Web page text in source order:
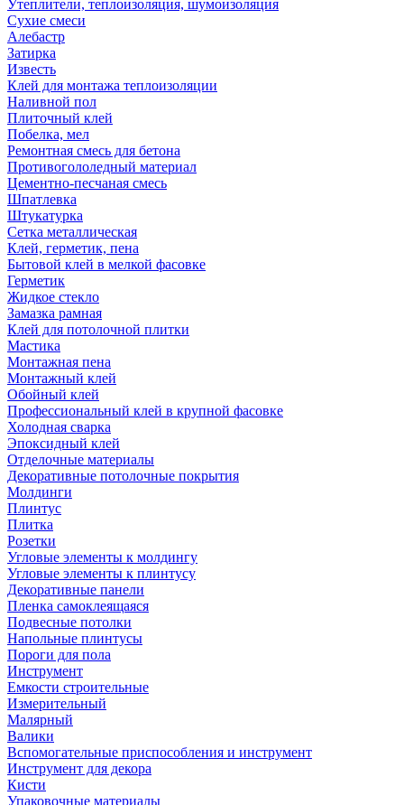
Утеплители, теплоизоляция, шумоизоляция
Сухие смеси
Алебастр
Затирка
Известь
Клей для монтажа теплоизоляции
Наливной пол
Плиточный клей
Побелка, мел
Ремонтная смесь для бетона
Противогололедный материал
Цементно-песчаная смесь
Шпатлевка
Штукатурка
Сетка металлическая
Клей, герметик, пена
Бытовой клей в мелкой фасовке
Герметик
Жидкое стекло
Замазка рамная
Клей для потолочной плитки
Мастика
Монтажная пена
Монтажный клей
Обойный клей
Профессиональный клей в крупной фасовке
Холодная сварка
Эпоксидный клей
Отделочные материалы
Декоративные потолочные покрытия
Молдинги
Плинтус
Плитка
Розетки
Угловые элементы к молдингу
Угловые элементы к плинтусу
Декоративные панели
Пленка самоклеящаяся
Подвесные потолки
Напольные плинтусы
Пороги для пола
Инструмент
Емкости строительные
Измерительный
Малярный
Валики
Вспомогательные приспособления и инструмент
Инструмент для декора
Кисти
Упаковочные материалы